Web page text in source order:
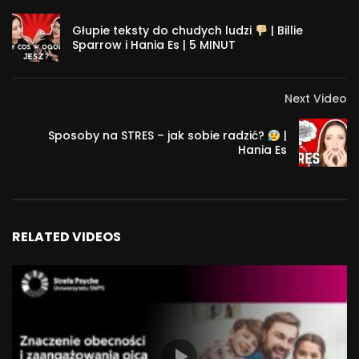
łatwością?
– Czy rozwój zawsze zaczyna się od zmiany, a stałość jest
przejawem stagnacji?
Naukowego Cyberpsychologii, Psychoterapauta, Pedagog,
z zakresu zdrowia psychicznego. Publikuje między innymi na
łamach magazynu “Psychologia w praktyce” oraz w
przestrzeni internetu, na przykład na portalu Zdrowa Głowa.
Zawodowo pracuje jako psychoterapeuta we własnym
gabinecie oraz w Wojewódzkim Ośrodku Terapii
Głupie teksty do chudych ludzi
| Billie
Sparrow i Hania Es | 5 MINUT
Next Video
Sposoby na STRES – jak sobie radzić?
|
Hania Es
RELATED VIDEOS